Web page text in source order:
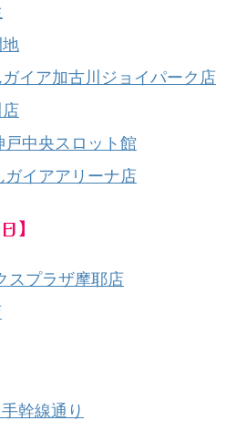
ガイア加古川ジョイパーク店
戸中央スロット館
ガイアアリーナ店
】
スプラザ摩耶店
幹線通り